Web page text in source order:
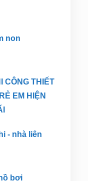
non
CÔNG THIẾT
EM HIỆN
- nhà liên
bơi